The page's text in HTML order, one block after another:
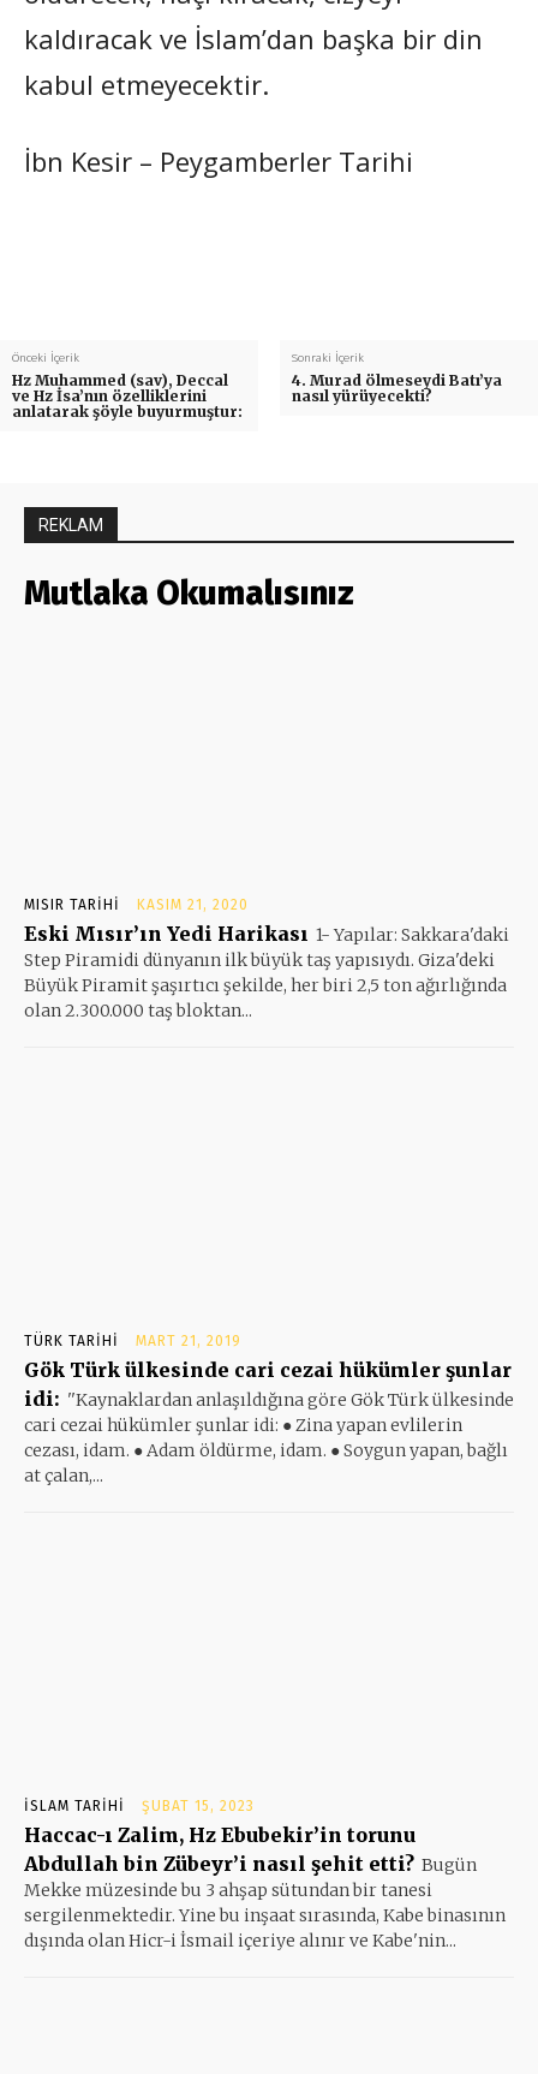
kaldıracak ve İslam’dan başka bir din
kabul etmeyecektir.
İbn Kesir – Peygamberler Tarihi
Önceki İçerik
Hz Muhammed (sav), Deccal
ve Hz İsa’nın özelliklerini
anlatarak şöyle buyurmuştur:
Sonraki İçerik
4. Murad ölmeseydi Batı’ya
nasıl yürüyecekti?
REKLAM
Mutlaka Okumalısınız
MISIR TARIHI KASIM 21, 2020
Eski Mısır’ın Yedi Harikası 1- Yapılar: Sakkara'daki
Step Piramidi dünyanın ilk büyük taş yapısıydı. Giza'deki
Büyük Piramit şaşırtıcı şekilde, her biri 2,5 ton ağırlığında
olan 2.300.000 taş bloktan...
TÜRK TARIHI MART 21, 2019
Gök Türk ülkesinde cari cezai hükümler şunlar
idi: ''Kaynaklardan anlaşıldığına göre Gök Türk ülkesinde
cari cezai hükümler şunlar idi: ● Zina yapan evlilerin
cezası, idam. ● Adam öldürme, idam. ● Soygun yapan, bağlı
at çalan,...
İSLAM TARIHI ŞUBAT 15, 2023
Haccac-ı Zalim, Hz Ebubekir’in torunu
Abdullah bin Zübeyr’i nasıl şehit etti? Bugün
Mekke müzesinde bu 3 ahşap sütundan bir tanesi
sergilenmektedir. Yine bu inşaat sırasında, Kabe binasının
dışında olan Hicr-i İsmail içeriye alınır ve Kabe'nin...